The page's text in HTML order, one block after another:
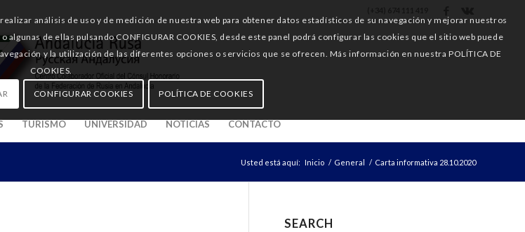
TURISMO UNIVERSIDAD NOTICIAS CONTACTO
Usted está aquí: Inicio / General / Carta informativa 28.10.2020
SEARCH
análisis de uso y de medición de nuestra web para obtener datos estadísticos de su navegación y mejorar nuestros
algunas de ellas pulsando CONFIGURAR COOKIES, desde este panel podrá configurar las cookies que el sitio web puede
y la utilización de las diferentes opciones o servicios que se ofrecen. Más información en nuestra POLÍTICA DE
COOKIES.
CONFIGURAR COOKIES POLÍTICA DE COOKIES